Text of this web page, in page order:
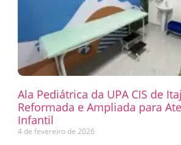
Ala Pediátrica da UPA CIS de
Reformada e Ampliada para
Infantil
4 de fevereiro de 2026